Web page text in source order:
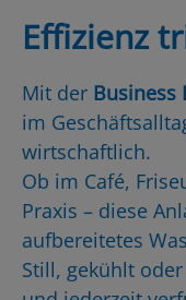
Effizienz
Mit der Business
im
wirtschaftlich.
Ob im Café,
Praxis – diese
aufbereitetes
Still, gekühlt